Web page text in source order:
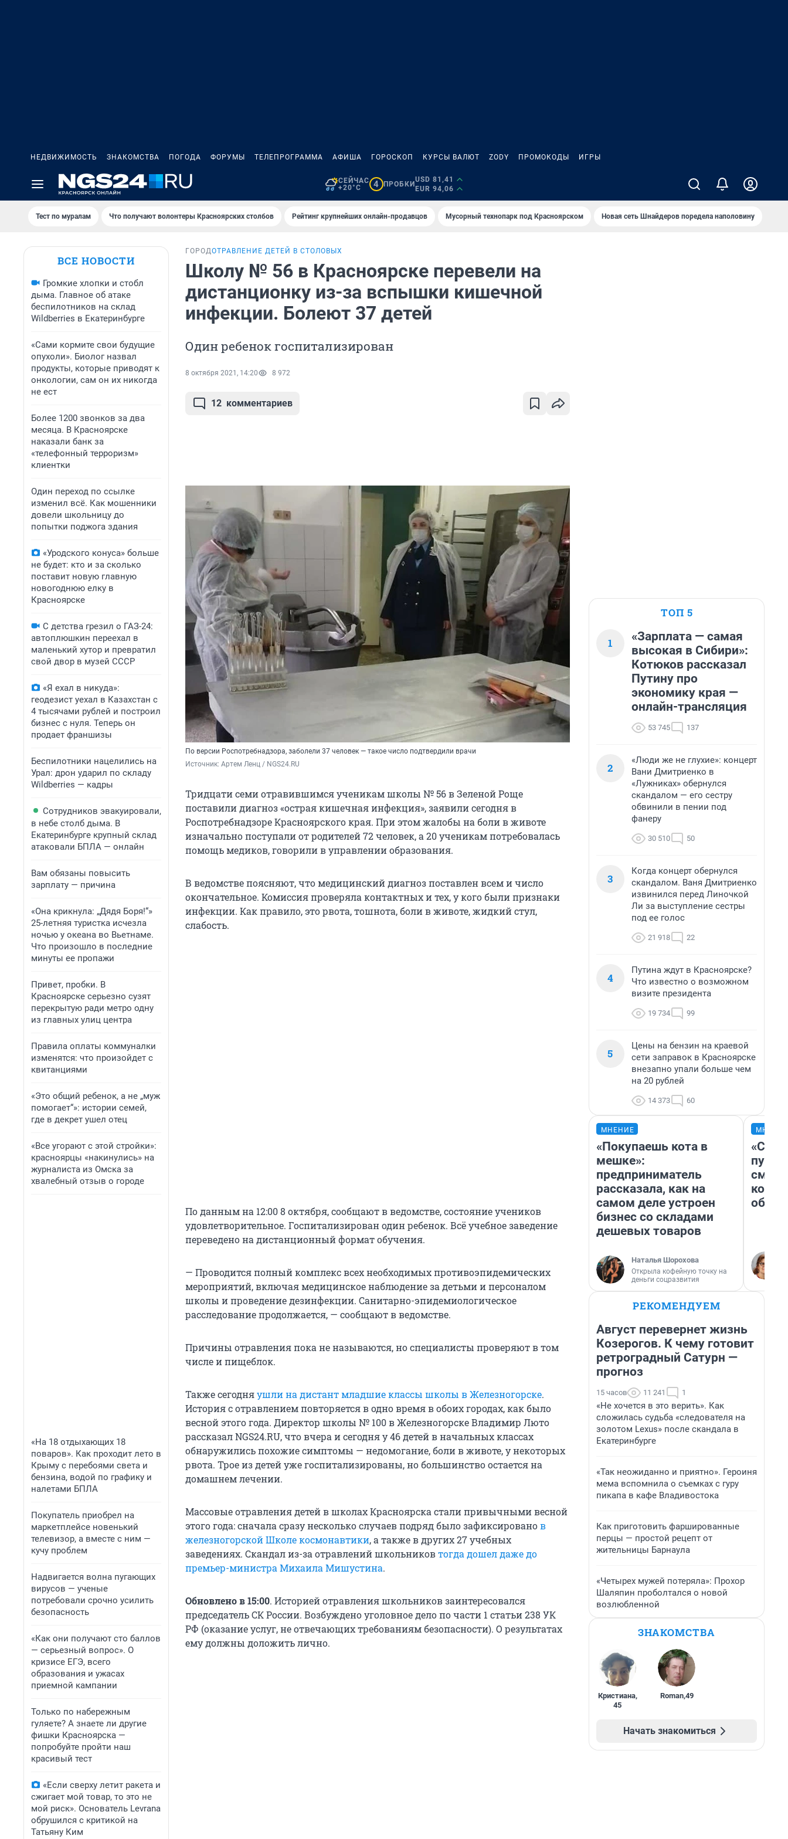
НЕДВИЖИМОСТЬ ЗНАКОМСТВА ПОГОДА ФОРУМЫ ТЕЛЕПРОГРАММА АФИША ГОРОСКОП КУРСЫ ВАЛЮТ ZODY ПРОМОКОДЫ ИГРЫ
СЕЙЧАС
+20°C
4 ПРОБКИ
USD 81,41
EUR 94,06
Тест по мурaлaм Что получают волонтеры Красноярских столбов Рейтинг крупнейших онлайн-продавцов Мусорный технопарк под Крaсноярском Новая сеть Шнайдеров поредела наполовину
ВСЕ НОВОСТИ
Громкие хлопки и стобл
дыма. Главное об атаке
беспилотников на склад
Wildberries в Екатеринбурге
«Сами кормите свои будущие
опухоли». Биолог назвал
продукты, которые приводят к
онкологии, сам он их никогда
не ест
Более 1200 звонков за два
месяца. В Красноярске
наказали банк за
«телефонный терроризм»
клиентки
Один переход по ссылке
изменил всё. Как мошенники
довели школьницу до
попытки поджога здания
«Уродского конуса» больше
не будет: кто и за сколько
поставит новую главную
новогоднюю елку в
Красноярске
С детства грезил о ГАЗ-24:
автоплюшкин переехал в
маленький хутор и превратил
свой двор в музей СССР
«Я ехал в никуда»:
геодезист уехал в Казахстан с
4 тысячами рублей и построил
бизнес с нуля. Теперь он
продает франшизы
Беспилотники нацелились на
Урал: дрон ударил по складу
Wildberries — кадры
Сотрудников эвакуировали,
в небе столб дыма. В
Екатеринбурге крупный склад
атаковали БПЛА — онлайн
Вам обязаны повысить
зарплату — причина
«Она крикнула: „Дядя Боря!“»
25-летняя туристка исчезла
ночью у океана во Вьетнаме.
Что произошло в последние
минуты ее пропажи
Привет, пробки. В
Красноярске серьезно сузят
перекрытую ради метро одну
из главных улиц центра
Правила оплаты коммуналки
изменятся: что произойдет с
квитанциями
«Это общий ребенок, а не „муж
помогает“»: истории семей,
где в декрет ушел отец
«Все угорают с этой стройки»:
красноярцы «накинулись» на
журналиста из Омска за
хвалебный отзыв о городе
«На 18 отдыхающих 18
поваров». Как проходит лето в
Крыму с перебоями света и
бензина, водой по графику и
налетами БПЛА
Покупатель приобрел на
маркетплейсе новенький
телевизор, а вместе с ним —
кучу проблем
Надвигается волна пугающих
вирусов — ученые
потребовали срочно усилить
безопасность
«Как они получают сто баллов
— серьезный вопрос». О
кризисе ЕГЭ, всего
образования и ужасах
приемной кампании
Только по набережным
гуляете? А знаете ли другие
фишки Красноярска —
попробуйте пройти наш
красивый тест
«Если сверху летит ракета и
сжигает мой товар, то это не
мой риск». Основатель Levrana
обрушился с критикой на
Татьяну Ким
ГОРОДОТРАВЛЕНИЕ ДЕТЕЙ В СТОЛОВЫХ
Школу № 56 в Красноярске перевели на
дистанционку из-за вспышки кишечной
инфекции. Болеют 37 детей
Один ребенок госпитализирован
8 октября 2021, 14:20 8 972
12 комментариев
По версии Роспотребнадзора, заболели 37 человек — такое число подтвердили врачи
Источник: Артем Ленц / NGS24.RU
Тридцати семи отравившимся ученикам школы № 56 в Зеленой Роще
поставили диагноз «острая кишечная инфекция», заявили сегодня в
Роспотребнадзоре Красноярского края. При этом жалобы на боли в животе
изначально поступали от родителей 72 человек, а 20 ученикам потребовалась
помощь медиков, говорили в управлении образования.
В ведомстве поясняют, что медицинский диагноз поставлен всем и число
окончательное. Комиссия проверяла контактных и тех, у кого были признаки
инфекции. Как правило, это рвота, тошнота, боли в животе, жидкий стул,
слабость.
По данным на 12:00 8 октября, сообщают в ведомстве, состояние учеников
удовлетворительное. Госпитализирован один ребенок. Всё учебное заведение
переведено на дистанционный формат обучения.
— Проводится полный комплекс всех необходимых противоэпидемических
мероприятий, включая медицинское наблюдение за детьми и персоналом
школы и проведение дезинфекции. Санитарно-эпидемиологическое
расследование продолжается, — сообщают в ведомстве.
Причины отравления пока не называются, но специалисты проверяют в том
числе и пищеблок.
Также сегодняушли на дистант младшие классы школы в Железногорске.
История с отравлением повторяется в одно время в обоих городах, как было
весной этого года. Директор школы № 100 в Железногорске Владимир Люто
рассказал NGS24.RU, что вчера и сегодня у 46 детей в начальных классах
обнаружились похожие симптомы — недомогание, боли в животе, у некоторых
рвота. Трое из детей уже госпитализированы, но большинство остается на
домашнем лечении.
Массовые отравления детей в школах Красноярска стали привычными весной
этого года: сначала сразу несколько случаев подряд было зафиксированов
железногорской Школе космонавтики, а также в других 27 учебных
заведениях. Скандал из-за отравлений школьниковтогда дошел даже до
премьер-министра Михаила Мишустина.
Обновлено в 15:00. Историей отравления школьников заинтересовался
председатель СК России. Возбуждено уголовное дело по части 1 статьи 238 УК
РФ (оказание услуг, не отвечающих требованиям безопасности). О результатах
ему должны доложить лично.
ТОП 5
1
«Зарплата — самая
высокая в Сибири»:
Котюков рассказал
Путину про
экономику края —
онлайн-трансляция
53 745 137
2
«Люди же не глухие»: концерт
Вани Дмитриенко в
«Лужниках» обернулся
скандалом — его сестру
обвинили в пении под
фанеру
30 510 50
3
Когда концерт обернулся
скандалом. Ваня Дмитриенко
извинился перед Линочкой
Ли за выступление сестры
под ее голос
21 918 22
4
Путина ждут в Красноярске?
Что известно о возможном
визите президента
19 734 99
5
Цены на бензин на краевой
сети заправок в Красноярске
внезапно упали больше чем
на 20 рублей
14 373 60
МНЕНИЕ
«Покупаешь кота в
мешке»:
предприниматель
рассказала, как на
самом деле устроен
бизнес со складами
дешевых товаров
Наталья Шорохова
Открыла кофейную точку на
деньги соцразвития
РЕКОМЕНДУЕМ
Август перевернет жизнь
Козерогов. К чему готовит
ретроградный Сатурн —
прогноз
15 часов 11 241 1
«Не хочется в это верить». Как
сложилась судьба «следователя на
золотом Lexus» после скандала в
Екатеринбурге
«Так неожиданно и приятно». Героиня
мема вспомнила о съемках с гуру
пикапа в кафе Владивостока
Как приготовить фаршированные
перцы — простой рецепт от
жительницы Барнаула
«Четырех мужей потеряла»: Прохор
Шаляпин проболтался о новой
возлюбленной
ЗНАКОМСТВА
Кристиана,
45
Roman,49
Начать знакомиться